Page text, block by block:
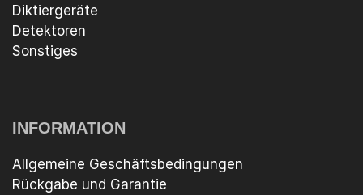
Diktiergeräte
Detektoren
Sonstiges
INFORMATION
Allgemeine Geschäftsbedingungen
Rückgabe und Garantie